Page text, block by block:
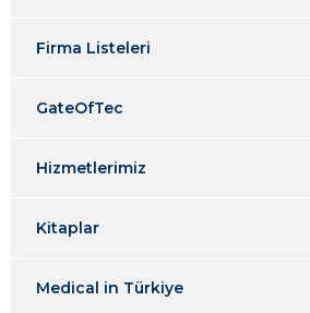
Firma Listeleri
GateOfTec
Hizmetlerimiz
Kitaplar
Medical in Türkiye